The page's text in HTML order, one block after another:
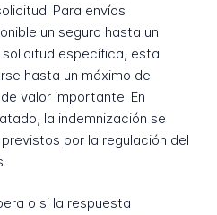
Para envíos
un seguro hasta un
solicitud específica, esta
hasta un máximo de
valor importante. En
la indemnización se
por la regulación del
o si la respuesta